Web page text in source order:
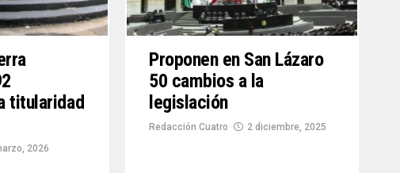
titularidad
2026
Proponen en San Lázaro
50 cambios a la
legislación
Redacción Cuatro 2 diciembre, 2025